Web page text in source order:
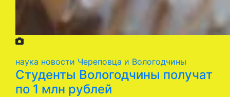
наука новости Череповца и Вологодчины
Студенты Вологодчины получат
по 1 млн рублей